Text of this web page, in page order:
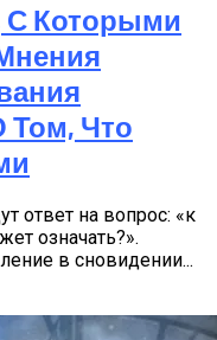
С Которыми
Том, Что
ответ на вопрос: «к
означать?».
в сновидении...